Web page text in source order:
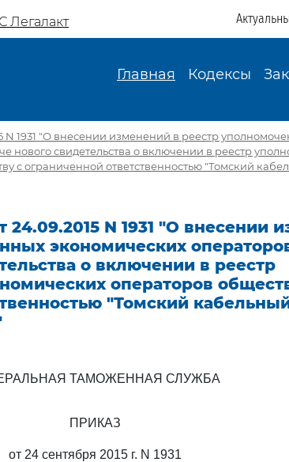
Легалакт
Главная Кодексы
N 1931 "О внесении изменений в реестр
нового свидетельства о включении в реестр
с ограниченной ответственностью "Томский
N 1931 "О внесении
экономических
о включении в реестр
операторов
"Томский
ТАМОЖЕННАЯ СЛУЖБА
ПРИКАЗ
от 24 сентября 2015 г. N 1931